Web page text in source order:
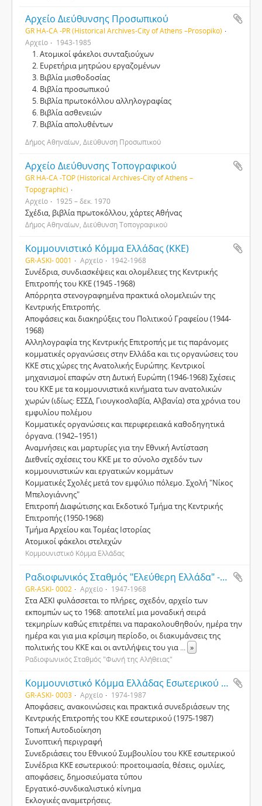
Αρχείο Διεύθυνσης Προσωπικού
GR HA-CA -PR (Historical Archives-City of Athens –Prosopiko)
Αρχείο
1943-1985
Ατομικοί φάκελοι συνταξιούχων
Ευρετήρια μητρώου εργαζομένων
Βιβλία μισθοδοσίας
Βιβλία προσωπικού
Βιβλία πρωτοκόλλου αλληλογραφίας
Βιβλία ασθενειών
Βιβλία απολυθέντων
Δήμος Αθηναίων, Διεύθυνση Προσωπικού
Αρχείο Διεύθυνσης Τοπογραφικού
GR HA-CA -TOP (Historical Archives-City of Athens –
Topographic)
Αρχείο
1925 – δεκ. 1970
Σχέδια, βιβλία πρωτοκόλλου, χάρτες Αθήνας
Δήμος Αθηναίων, Διεύθυνση Τοπογραφικού
Κοµµουνιστικό Κόµµα Ελλάδας (ΚΚΕ)
GR-ASKI- 0001 Αρχείο 1942-1968
Συνέδρια, συνδιασκέψεις και ολοµέλειες της Κεντρικής
Επιτροπής του KKE (1945 -1968)
Απόρρητα στενογραφηµένα πρακτικά ολοµελειών της
Κεντρικής Επιτροπής.
Αποφάσεις και διακηρύξεις του Πολιτικού Γραφείου (1944-
1968)
Αλληλογραφία της Κεντρικής Επιτροπής µε τις παράνοµες
κοµµατικές οργανώσεις στην Ελλάδα και τις οργανώσεις του
ΚΚΕ στις χώρες της Ανατολικής Ευρώπης. Κεντρικοί
µηχανισµοί επαφών στη ∆υτική Ευρώπη (1946-1968) Σχέσεις
του ΚΚΕ µε τα κοµµουνιστικά κινήµατα των ανατολικών
χωρών (ιδίως: ΕΣΣ∆, Γιουγκοσλαβία, Αλβανία) στα χρόνια του
εµφυλίου πολέµου
Κοµµατικές οργανώσεις και περιφερειακά καθοδηγητικά
όργανα. (1942–1951)
Αναµνήσεις και µαρτυρίες για την Εθνική Αντίσταση
∆ιεθνείς σχέσεις του KKE µε το σύνολο σχεδόν των
κοµµουνιστικών και εργατικών κοµµάτων
Κοµµατικές Σχολές µετά τον εµφύλιο πόλεµο. Σχολή "Νίκος
Μπελογιάννης"
Επιτροπή ∆ιαφώτισης και Εκδοτικό Τµήµα της Κεντρικής
Επιτροπής (1950-1968)
Τµήµα Αρχείου και Τοµέας Ιστορίας
Ατοµικοί φάκελοι στελεχών
Κοµµουνιστικό Κόµµα Ελλάδας
Ραδιοφωνικός Σταθµός "Ελεύθερη Ελλάδα" - "Φωνή της Αλήθειας"
GR-ASKI- 0002 Αρχείο 1947-1968
Στα ΑΣΚΙ φυλάσσεται το πλήρες, σχεδόν, αρχείο των
εκποµπών ως το 1968: αποτελεί µια µοναδική σειρά
τεκµηρίων καθώς επιτρέπει να παρακολουθηθούν, ηµέρα την
ηµέρα και για µια κρίσιµη περίοδο, οι διακυµάνσεις της
πολιτικής του ΚΚΕ και οι αντιλήψεις του για ... »
Ραδιοφωνικός Σταθµός "Φωνή της Αλήθειας"
Κοµµουνιστικό Κόµµα Ελλάδας Εσωτερικού (ΚΚΕ εσ.) 1968-1987
GR-ASKI- 0003 Αρχείο 1974-1987
Aποφάσεις, ανακοινώσεις και πρακτικά συνεδριάσεων της
Κεντρικής Επιτροπής του KKE εσωτερικού (1975-1987)
Τοπική Αυτοδιοίκηση
Συνοπτική περιγραφή
Συνεδριάσεις του Εθνικού Συµβουλίου του KKE εσωτερικού
Συνέδρια KKE εσωτερικού: προετοιµασία, θέσεις, οµιλίες,
αποφάσεις, δηµοσιεύµατα τύπου
Εργατικό-συνδικαλιστικό κίνηµα
Εκλογικές αναµετρήσεις.